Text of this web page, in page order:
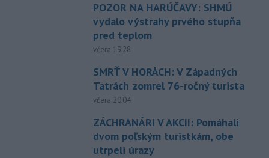
POZOR NA HARÚČAVY: SHMÚ
vydalo výstrahy prvého stupňa
pred teplom
včera 19:28
SMRŤ V HORÁCH: V Západných
Tatrách zomrel 76-ročný turista
včera 20:04
ZÁCHRANÁRI V AKCII: Pomáhali
dvom poľským turistkám, obe
utrpeli úrazy